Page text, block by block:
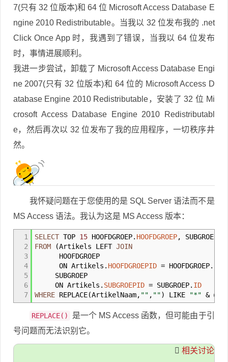
7(只有 32 位版本)和 64 位 Microsoft Access Database E
ngine 2010 Redistributable。当我以 32 位发布我的 .net
Click Once App 时，我遇到了错误，当我以 64 位发布
时，事情进展顺利。
我进一步尝试，卸载了 Microsoft Access Database Engi
ne 2007(只有 32 位版本)和 64 位的 Microsoft Access D
atabase Engine 2010 Redistributable，安装了 32 位 Mi
crosoft Access Database Engine 2010 Redistributabl
e，然后再次以 32 位发布了我的应用程序，一切秩序井
然。
我怀疑问题在于您使用的是 SQL Server 语法而不是
MS Access 语法。我认为这是 MS Access 版本：
1
2
3
4
5
6
7
SELECT TOP 15 HOOFDGROEP. HOOFDGROEP, SUBGROEP
FROM
(Artikels LEFT JOIN
HOOFDGROEP
ON Artikels . HOOFDGROEPID = HOOFDGROEP.
SUBGROEP
ON Artikels . SUBGROEPID = SUBGROEP. ID
WHERE REPLACE(ArtikelNaam, "" , "") LIKE "*" &
REPLACE()
是一个 MS Access 函数，但可能由于引
号问题而无法识别它。
相关讨论